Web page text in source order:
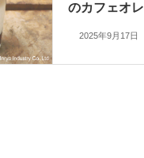
のカフェオレ
2025年9月17日